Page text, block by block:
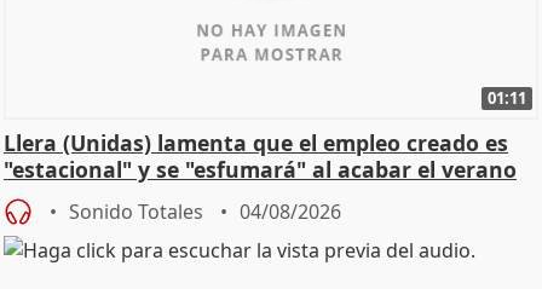
01:11
Llera (Unidas) lamenta que el empleo creado es
"estacional" y se "esfumará" al acabar el verano
Sonido Totales 04/08/2026